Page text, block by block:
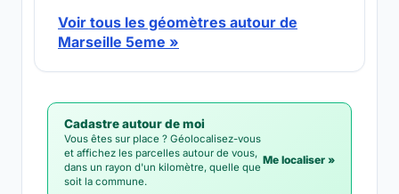
Voir tous les géomètres autour de
Marseille 5eme »
Cadastre autour de moi
Vous êtes sur place ? Géolocalisez-vous
et affichez les parcelles autour de vous,
dans un rayon d'un kilomètre, quelle que
soit la commune.
Me localiser »